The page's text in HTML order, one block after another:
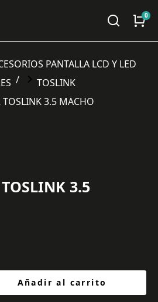
PANTALLA LCD Y LED
TOSLINK
TOSLINK 3.5 MACHO
3.5
Añadir al carrito